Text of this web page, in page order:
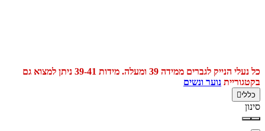
כל נעלי הנייק לגברים ממידה 39 ומעלה. מידות 39-41 ניתן למצוא גם
בקטגוריית נוער ונשים
כללי
סינון